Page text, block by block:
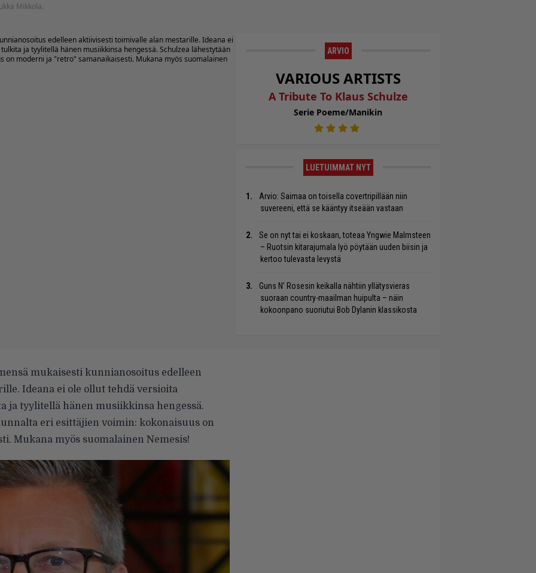
Mikkola.
edelleen aktiivisesti toimivalle alan mestarille. Ideana ei
ja tyylitellä hänen musiikkinsa hengessä. Schulzea lähestytään
on moderni ja "retro" samanaikaisesti. Mukana myös suomalainen
ARVIO
VARIOUS ARTISTS
A Tribute To Klaus Schulze
Serie Poeme/Manikin
LUETUIMMAT NYT
Arvio: Saimaa on toisella covertripillään niin
suvereeni, että se kääntyy itseään vastaan
Se on nyt tai ei koskaan, toteaa Yngwie Malmsteen
– Ruotsin kitarajumala lyö pöytään uuden biisin ja
kertoo tulevasta levystä
Guns N’ Rosesin keikalla nähtiin yllätysvieras
suoraan country-maailman huipulta – näin
kokoonpano suoriutui Bob Dylanin klassikosta
mukaisesti kunnianosoitus edelleen
Ideana ei ole ollut tehdä versioita
ja tyylitellä hänen musiikkinsa hengessä.
eri esittäjien voimin: kokonaisuus on
Mukana myös suomalainen Nemesis!